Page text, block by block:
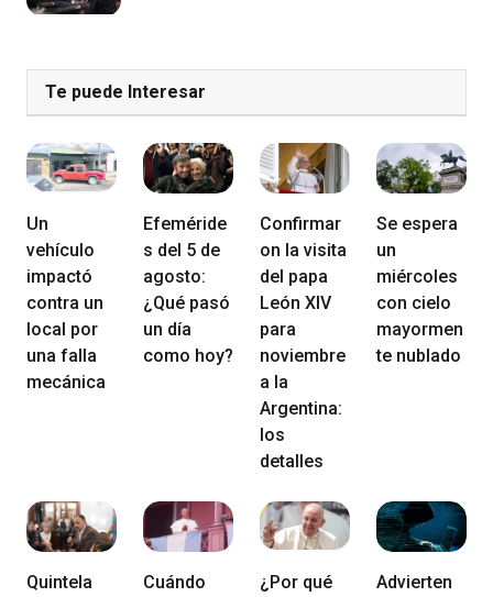
Te puede Interesar
Un
vehículo
impactó
contra un
local por
una falla
mecánica
Efeméride
s del 5 de
agosto:
¿Qué pasó
un día
como hoy?
Confirmar
on la visita
del papa
León XIV
para
noviembre
a la
Argentina:
los
detalles
Se espera
un
miércoles
con cielo
mayormen
te nublado
Quintela
Cuándo
¿Por qué
Advierten